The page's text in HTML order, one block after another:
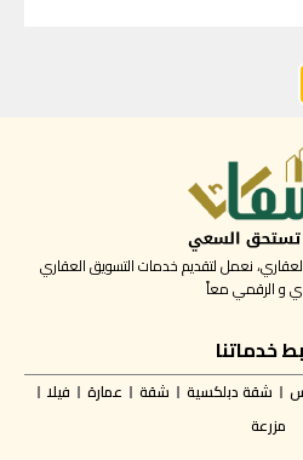
نعمل لتقديم خدمات التسويق العقاري
و الرقمي معاً
خدماتنا
شقة دبلكسية شقة عمارة
فيلا
مزرعة